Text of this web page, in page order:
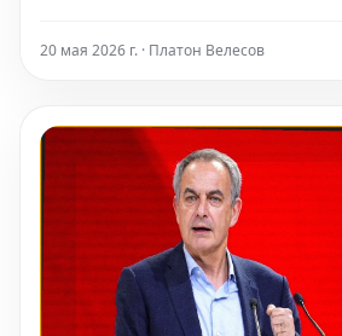
транспортной инфраструктуры
20 мая 2026 г. · Платон Велесов